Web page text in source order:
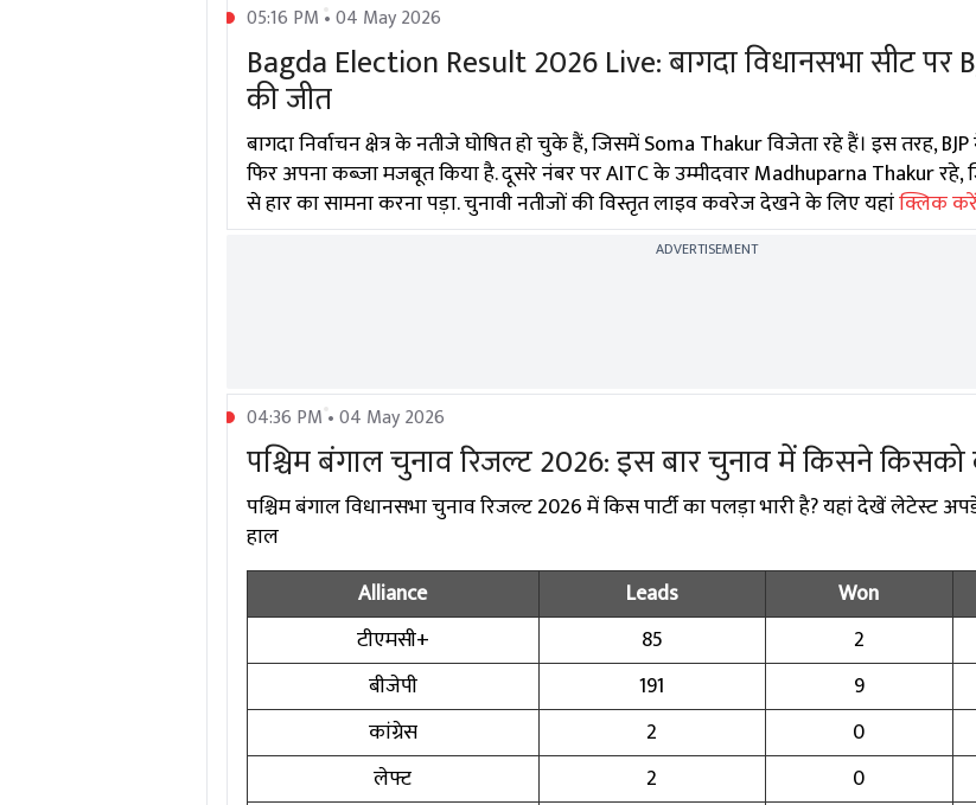
05:16 PM • 04 May 2026
Bagda Election Result 2026 Live: बागदा विधानसभा सीट पर
की जीत
बागदा निर्वाचन क्षेत्र के नतीजे घोषित हो चुके हैं, जिसमें Soma Thakur विजेता रहे हैं। इस तरह,
फिर अपना कब्जा मजबूत किया है. दूसरे नंबर पर AITC के उम्मीदवार Madhuparna Thakur
से हार का सामना करना पड़ा. चुनावी नतीजों की विस्तृत लाइव कवरेज देखने के लिए यहांक्लिक
ADVERTISEMENT
04:36 PM • 04 May 2026
पश्चिम बंगाल चुनाव रिजल्ट 2026: इस बार चुनाव में किसने किसको
पश्चिम बंगाल विधानसभा चुनाव रिजल्ट 2026 में किस पार्टी का पलड़ा भारी है? यहां देखें लेटेस्ट
हाल
Alliance
Leads Won
टीएमसी+
85 2
बीजेपी
191 9
कांग्रेस
2 0
लेफ्ट
2 0